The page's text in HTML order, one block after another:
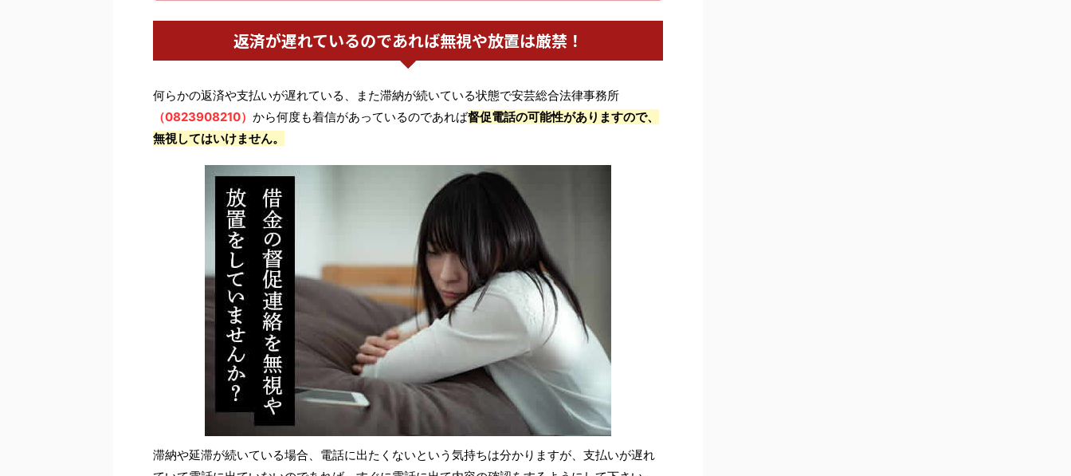
返済が遅れているのであれば無視や放置は厳禁！
何らかの返済や支払いが遅れている、また滞納が続いている状態で安芸総合法律事務所
（0823908210） から何度も着信があっているのであれば督促電話の可能性がありますので、
無視してはいけません。
滞納や延滞が続いている場合、電話に出たくないという気持ちは分かりますが、支払いが遅れ